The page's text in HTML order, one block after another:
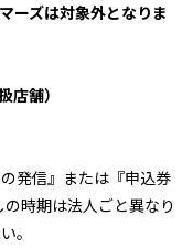
ーズは対象外となりま
店舗）
発信』または『申込券
時期は法人ごと異なり
。